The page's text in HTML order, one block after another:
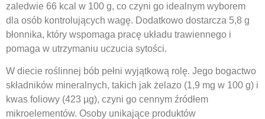
zaledwie 66 kcal w 100 g, co czyni go idealnym wyborem
dla osób kontrolujących wagę. Dodatkowo dostarcza 5,8 g
błonnika, który wspomaga pracę układu trawiennego i
pomaga w utrzymaniu uczucia sytości.
W diecie roślinnej bób pełni wyjątkową rolę. Jego bogactwo
składników mineralnych, takich jak żelazo (1,9 mg w 100 g) i
kwas foliowy (423 µg), czyni go cennym źródłem
mikroelementów. Osoby unikające produktów